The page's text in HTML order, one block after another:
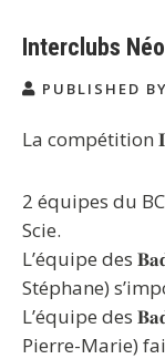
Interclubs
PUBLISHED
La compétition
2 équipes du
Scie.
L’équipe des
Stéphane)
L’équipe des
Pierre-Marie)